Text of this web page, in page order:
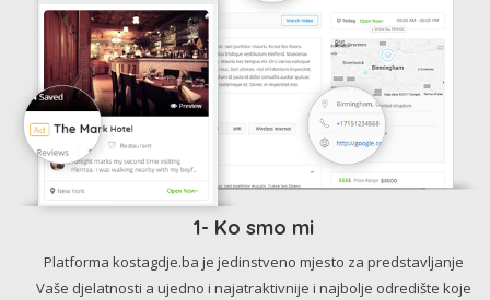
1- Ko smo mi
Platforma kostagdje.ba je jedinstveno mjesto za predstavljanje
Vaše djelatnosti a ujedno i najatraktivnije i najbolje odredište koje